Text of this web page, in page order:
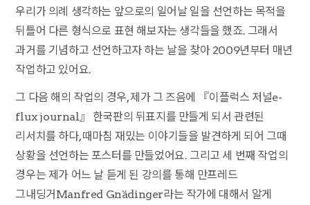
우리가 의례 생각하는 앞으로의 일어날 일을 선언하는 목적을
뒤틀어 다른 형식으로 표현 해보자는 생각들을 했죠. 그래서
과거를 기념하고 선언하고자 하는 날을 찾아 2009년부터 매년
작업하고 있어요.
그 다음 해의 작업의 경우, 제가 그 즈음에 『이플럭스 저널e-
flux journal』 한국판의 뒤표지를 만들게 되서 관련된
리서치를 하다, 때마침 재밌는 이야기들을 발견하게 되어 그때
상황을 선언하는 포스터를 만들었어요. 그리고 세 번째 작업의
경우는 제가 어느 날 듣게 된 강의를 통해 만프레드
그내딩거Manfred Gnädinger라는 작가에 대해서 알게